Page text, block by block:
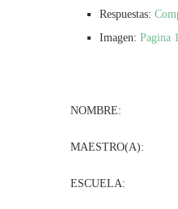
Respuestas:
Imagen: Pagina 1
ESCUELA: